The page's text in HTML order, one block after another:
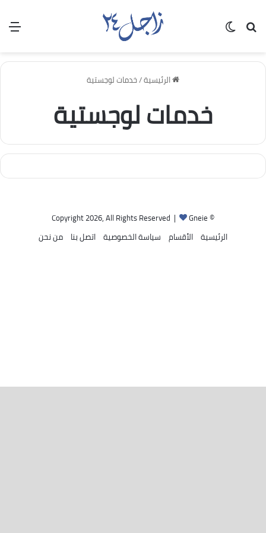
بحث عن
الرئيسية/خدمات لوجستية
خدمات لوجستية
© Copyright 2026, All Rights Reserved |
Gneie
الرئيسية الأقسام سياسة الخصوصية اتصل بنا من نحن